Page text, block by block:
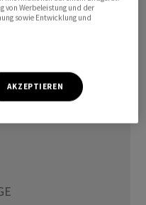
leicht um 2,5
an. Die Steigerung
die Bank erklärend.
von Werbeleistung und der
sowie Entwicklung und
AKZEPTIEREN